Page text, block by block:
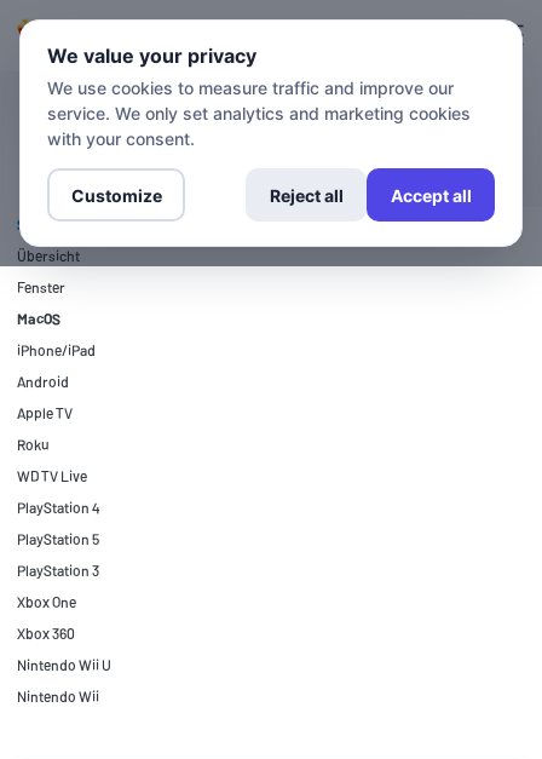
SETUP-ANLEITUNGEN
SETUP-ANLEITUNGEN
Übersicht
Fenster
MacOS
iPhone/iPad
Android
Apple TV
Roku
WD TV Live
PlayStation 4
PlayStation 5
PlayStation 3
Xbox One
Xbox 360
Nintendo Wii U
Nintendo Wii
We value your privacy
We use cookies to measure traffic and improve our
service. We only set analytics and marketing cookies
with your consent.
Customize Reject all Accept all